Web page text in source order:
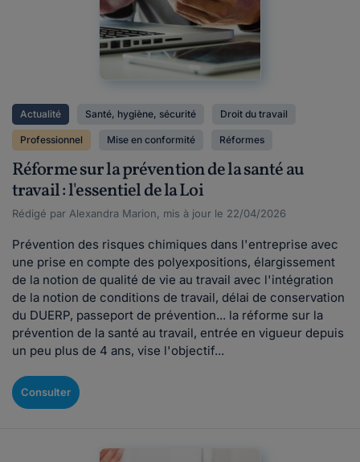
Actualité Santé, hygiène, sécurité Droit du travail
Professionnel Mise en conformité Réformes
Réforme sur la prévention de la santé au
travail : l'essentiel de la Loi
Rédigé par Alexandra Marion, mis à jour le 22/04/2026
Prévention des risques chimiques dans l'entreprise avec
une prise en compte des polyexpositions, élargissement
de la notion de qualité de vie au travail avec l'intégration
de la notion de conditions de travail, délai de conservation
du DUERP, passeport de prévention... la réforme sur la
prévention de la santé au travail, entrée en vigueur depuis
un peu plus de 4 ans, vise l'objectif...
Consulter